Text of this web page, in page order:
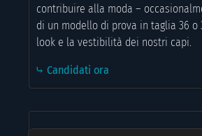
contribuire alla moda –
di un modello di prova in taglia 36
look e la vestibilità dei nostri capi.
⤷ Candidati ora